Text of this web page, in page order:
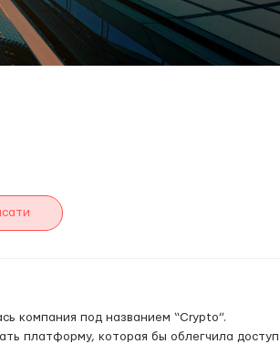
компания под названием “Сrypto”.
платформу, которая бы облегчила доступ